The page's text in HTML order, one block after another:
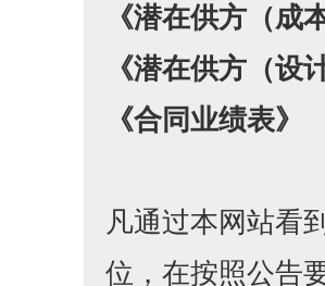
《潜在供方（成
《潜在供方（设
《合同业绩表》
凡通过本网站看
位，在按照公告